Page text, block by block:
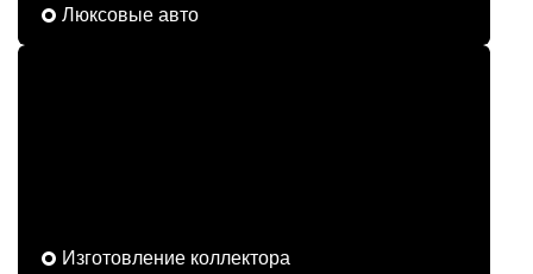
Люксовые авто
Изготовление коллектора